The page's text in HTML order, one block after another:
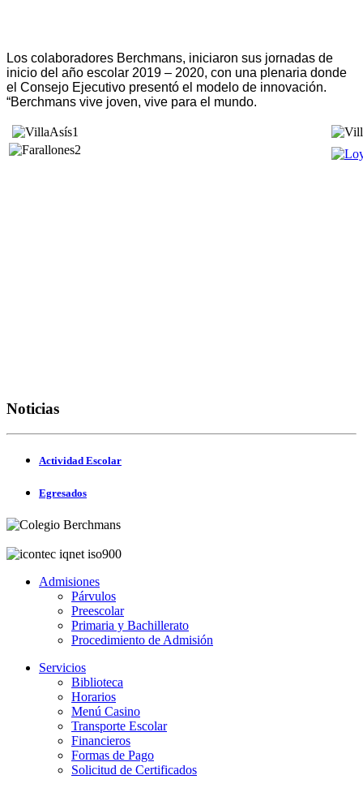
Los colaboradores Berchmans, iniciaron sus jornadas de
inicio del año escolar 2019 – 2020, con una plenaria donde
el Consejo Ejecutivo presentó el modelo de innovación.
“Berchmans vive joven, vive para el mundo.
Noticias
Actividad Escolar
Egresados
Admisiones
Párvulos
Preescolar
Primaria y Bachillerato
Procedimiento de Admisión
Servicios
Biblioteca
Horarios
Menú Casino
Transporte Escolar
Financieros
Formas de Pago
Solicitud de Certificados